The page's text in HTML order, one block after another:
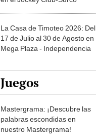
La Casa de Timoteo 2026: Del
17 de Julio al 30 de Agosto en
Mega Plaza - Independencia
Juegos
Mastergrama: ¡Descubre las
palabras escondidas en
nuestro Mastergrama!